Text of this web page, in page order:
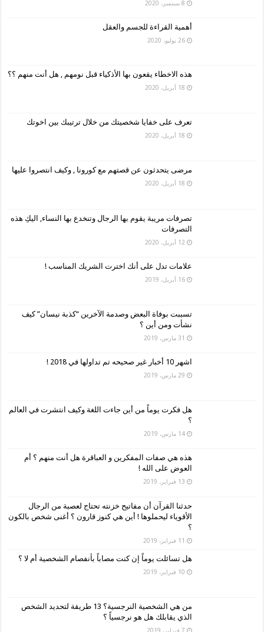
8 سبتمبر، 2020
أهمية القراءة للجسم والعقل
26 يوليو، 2020
هذه الاخطاء يقعون بها الأذكياء قبل نومهم , هل أنت منهم ؟؟
18 أبريل، 2020
تعرف على خفايا شخصيتك من خلال ترتيبك بين اخوتك
18 أبريل، 2020
مرضى يتحدثون عن قصتهم مع كورونا , وكيف انتصروا عليها
18 أبريل، 2020
تصرفات مريبة يقوم بها الرجال وتنخدع بها النساء, اليكِ هذه
التصرفات
12 أبريل، 2020
علامات تدل على أنك اخترت الشريك المناسب !
16 أبريل، 2019
تسببت بوفاة البعض وصدمة الآخرين “كذبة نيسان” كيف
نشأت ومن أين ؟
31 مارس، 2019
اشهر 10 أخبار غير صحيحه تم تداولها في 2018 !
29 مارس، 2019
هل فكرت يوماً من أين جاءت اللغة وكيف انتشرت في العالم
؟
14 مارس، 2019
هذه هي صفات المفكرين و العباقرة هل أنت منهم ؟ أم
العوض على الله !
13 فبراير، 2019
حدثنا القرآن أن مفاتيح خزنته تحتاج لعصبة من الرجال
الأقوياء ليحملوها ! أين هي كنوز قارون ؟ أغنى شخص بالكون
؟
11 فبراير، 2019
هل تسائلت يوماً إن كنت مصاباً بأنفصام الشخصية أم لا ؟
10 فبراير، 2019
من هي الشخصية النرجسية؟ 13 طريقة لتحديد الشخص
الذي يقابلك هل هو نرجسياً ؟
7 فبراير، 2019